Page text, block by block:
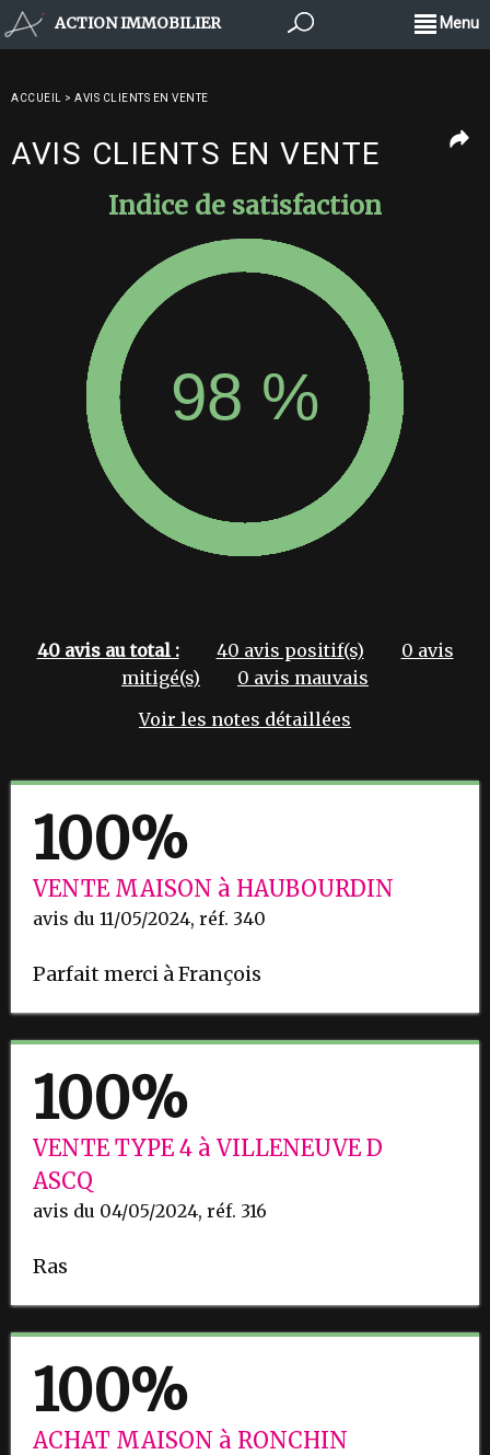
ACTION IMMOBILIER Menu
ACCUEIL > AVIS CLIENTS EN VENTE
AVIS CLIENTS EN VENTE
Indice de satisfaction
40 avis au total : 40 avis positif(s)
0 avis
mitigé(s)
0 avis mauvais
Voir les notes détaillées
100%
VENTE MAISON à HAUBOURDIN
avis du 11/05/2024, réf. 340
Parfait merci à François
100%
VENTE TYPE 4 à VILLENEUVE D
ASCQ
avis du 04/05/2024, réf. 316
Ras
100%
ACHAT MAISON à RONCHIN